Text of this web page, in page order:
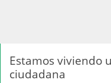
Estamos viviendo
ciudadana